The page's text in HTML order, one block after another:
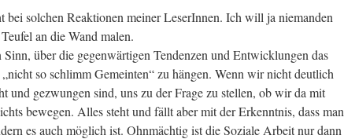
solchen Reaktionen meiner LeserInnen. Ich will ja niemanden
an die Wand malen.
Sinn, über die gegenwärtigen Tendenzen und Entwicklungen das
so schlimm Gemeinten“ zu hängen. Wenn wir nicht deutlich
und gezwungen sind, uns zu der Frage zu stellen, ob wir da mit
bewegen. Alles steht und fällt aber mit der Erkenntnis, dass man
es auch möglich ist. Ohnmächtig ist die Soziale Arbeit nur dann